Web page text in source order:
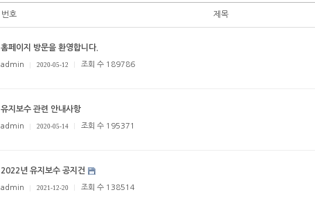
번호 제목
홈페이지 방문을 환영합니다.
admin 2020-05-12 조회 수 189786
유지보수 관련 안내사항
admin 2020-05-14 조회 수 195371
2022년 유지보수 공지건
admin 2021-12-20 조회 수 138514